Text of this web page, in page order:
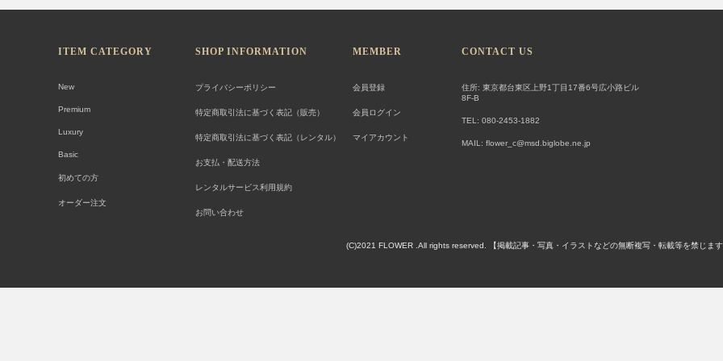
ITEM CATEGORY
New
Premium
Luxury
Basic
初めての方
オーダー注文
SHOP INFORMATION
プライバシーポリシー
特定商取引法に基づく表記（販売）
特定商取引法に基づく表記（レンタル）
お支払・配送方法
レンタルサービス利用規約
お問い合わせ
MEMBER
会員登録
会員ログイン
マイアカウント
CONTACT US
住所: 東京都台東区上野1丁目17番6号広小路ビル
8F-B
TEL: 080-2453-1882
MAIL: flower_c@msd.biglobe.ne.jp
(C)2021 FLOWER .All rights reserved. 【掲載記事・写真・イラストなどの無断複写・転載等を禁じま